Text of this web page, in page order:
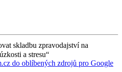
skladbu zpravodajství na
a stresu“
do oblíbených zdrojů pro Google